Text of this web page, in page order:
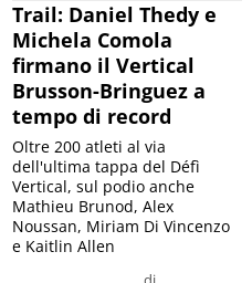
Trail: Daniel Thedy e
Michela Comola
firmano il Vertical
Brusson-Bringuez a
tempo di record
Oltre 200 atleti al via
dell'ultima tappa del Défì
Vertical, sul podio anche
Mathieu Brunod, Alex
Noussan, Miriam Di Vincenzo
e Kaitlin Allen